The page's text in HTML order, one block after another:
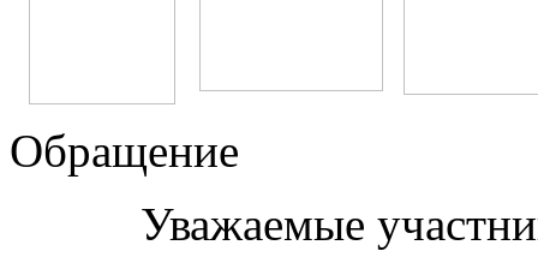
Обращение
Уважаемые